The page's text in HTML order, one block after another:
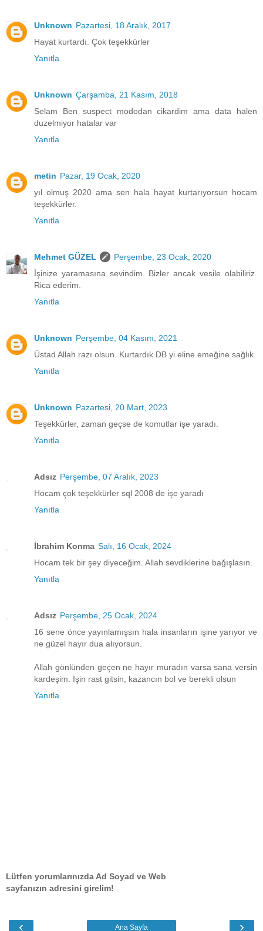
Unknown Pazartesi, 18 Aralık, 2017
Hayat kurtardı. Çok teşekkürler
Yanıtla
Unknown Çarşamba, 21 Kasım, 2018
Selam Ben suspect mododan cikardim ama data halen
duzelmiyor hatalar var
Yanıtla
metin Pazar, 19 Ocak, 2020
yıl olmuş 2020 ama sen hala hayat kurtarıyorsun hocam
teşekkürler.
Yanıtla
Mehmet GÜZEL
Perşembe, 23 Ocak, 2020
İşinize yaramasına sevindim. Bizler ancak vesile olabiliriz.
Rica ederim.
Yanıtla
Unknown Perşembe, 04 Kasım, 2021
Üstad Allah razı olsun. Kurtardık DB yi eline emeğine sağlık.
Yanıtla
Unknown Pazartesi, 20 Mart, 2023
Teşekkürler, zaman geçse de komutlar işe yaradı.
Yanıtla
Adsız Perşembe, 07 Aralık, 2023
Hocam çok teşekkürler sql 2008 de işe yaradı
Yanıtla
İbrahim Konma Salı, 16 Ocak, 2024
Hocam tek bir şey diyeceğim. Allah sevdiklerine bağışlasın.
Yanıtla
Adsız Perşembe, 25 Ocak, 2024
16 sene önce yayınlamışsın hala insanların işine yarıyor ve
ne güzel hayır dua alıyorsun.
Allah gönlünden geçen ne hayır muradın varsa sana versin
kardeşim. İşin rast gitsin, kazancın bol ve berekli olsun
Yanıtla
Lütfen yorumlarınızda Ad Soyad ve Web
sayfanızın adresini girelim!
‹ ›
Ana Sayfa